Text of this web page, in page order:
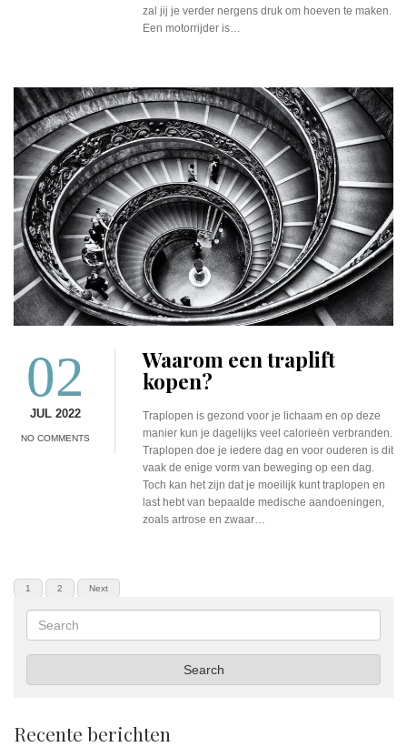
zal jij je verder nergens druk om hoeven te maken.
Een motorrijder is…
02
JUL 2022
NO COMMENTS
Waarom een traplift
kopen?
Traplopen is gezond voor je lichaam en op deze
manier kun je dagelijks veel calorieën verbranden.
Traplopen doe je iedere dag en voor ouderen is dit
vaak de enige vorm van beweging op een dag.
Toch kan het zijn dat je moeilijk kunt traplopen en
last hebt van bepaalde medische aandoeningen,
zoals artrose en zwaar…
Berichten
paginering
PAGE
1 PAGE
2 Next
Search
Recente berichten